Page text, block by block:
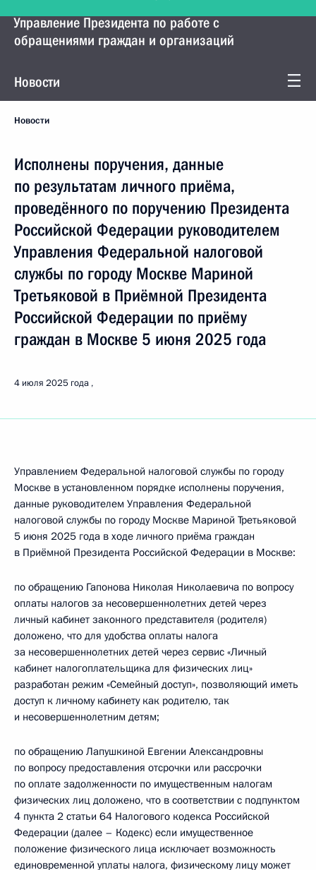
Управление Президента по работе с
обращениями граждан и организаций
Новости
Новости
Исполнены поручения, данные
по результатам личного приёма,
проведённого по поручению Президента
Российской Федерации руководителем
Управления Федеральной налоговой
службы по городу Москве Мариной
Третьяковой в Приёмной Президента
Российской Федерации по приёму
граждан в Москве 5 июня 2025 года
4 июля 2025 года
Управлением Федеральной налоговой службы по городу
Москве в установленном порядке исполнены поручения,
данные руководителем Управления Федеральной
налоговой службы по городу Москве Мариной Третьяковой
5 июня 2025 года в ходе личного приёма граждан
в Приёмной Президента Российской Федерации в Москве:
по обращению Гапонова Николая Николаевича по вопросу
оплаты налогов за несовершеннолетних детей через
личный кабинет законного представителя (родителя)
доложено, что для удобства оплаты налога
за несовершеннолетних детей через сервис «Личный
кабинет налогоплательщика для физических лиц»
разработан режим «Семейный доступ», позволяющий иметь
доступ к личному кабинету как родителю, так
и несовершеннолетним детям;
по обращению Лапушкиной Евгении Александровны
по вопросу предоставления отсрочки или рассрочки
по оплате задолженности по имущественным налогам
физических лиц доложено, что в соответствии с подпунктом
4 пункта 2 статьи 64 Налогового кодекса Российской
Федерации (далее – Кодекс) если имущественное
положение физического лица исключает возможность
единовременной уплаты налога, физическому лицу может